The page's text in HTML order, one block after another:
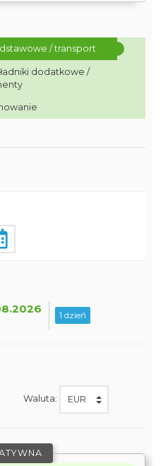
/ transport
dodatkowe /
1 dzień
Waluta: